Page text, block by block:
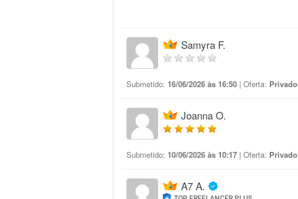
Samyra F.
Submetido: 16/06/2026 às 16:50 | Oferta: Privado
Joanna O.
Submetido: 10/06/2026 às 10:17 | Oferta: Privado
A7 A.